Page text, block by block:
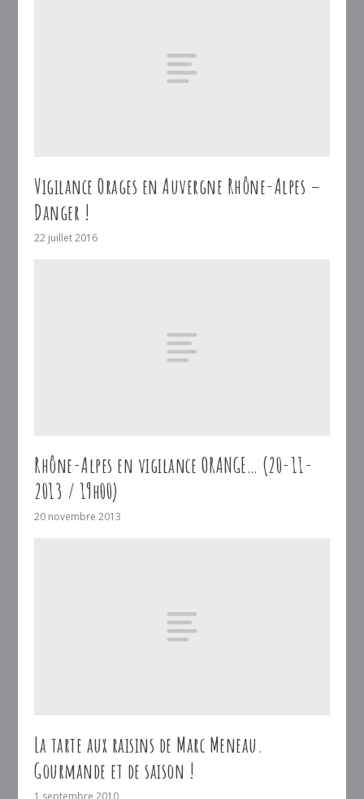
Vigilance Orages en Auvergne Rhône-Alpes –
Danger !
22 juillet 2016
Rhône-Alpes en vigilance ORANGE… (20-11-
2013 / 19h00)
20 novembre 2013
La tarte aux raisins de Marc Meneau.
Gourmande et de saison !
1 septembre 2010